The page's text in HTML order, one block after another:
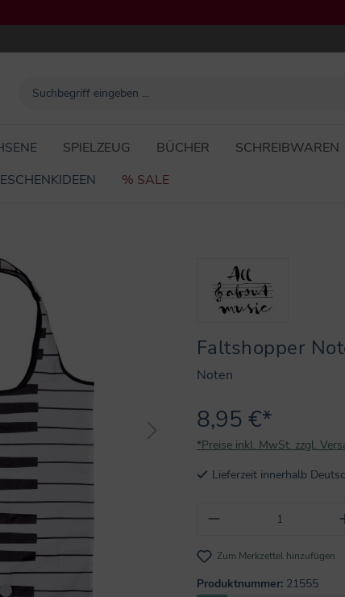
SPIELZEUG BÜCHER SCHREIBWAREN
% SALE
Faltshopper
Noten
8,95 €*
*Preise inkl. MwSt. zzgl.
Lieferzeit innerhalb
Produkt
Zum Merkzettel hinzufügen
Produktnummer: 21555